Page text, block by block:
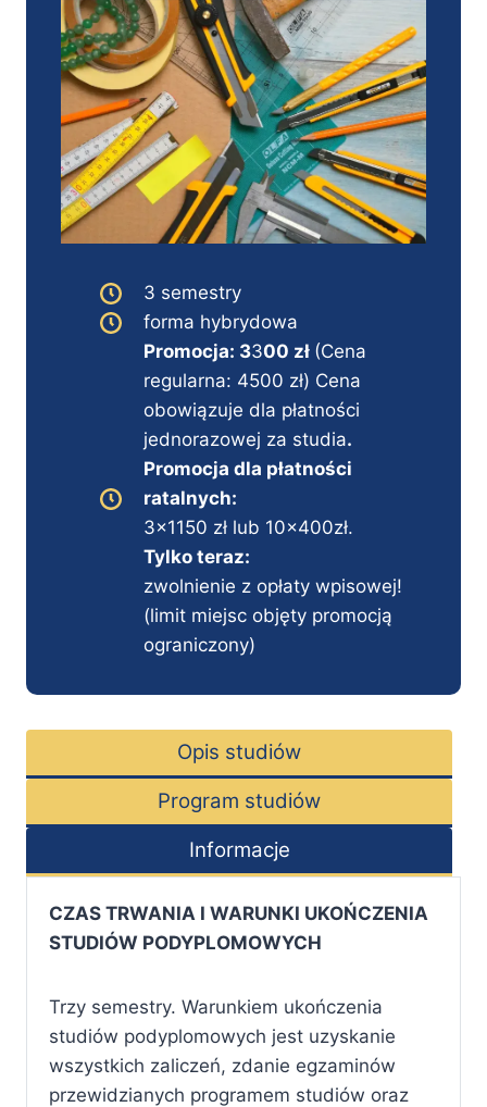
3 semestry
forma hybrydowa
Promocja: 3300 zł (Cena
regularna: 4500 zł) Cena
obowiązuje dla płatności
jednorazowej za studia.
Promocja dla płatności
ratalnych:
3×1150 zł lub 10x400zł.
Tylko teraz:
zwolnienie z opłaty wpisowej!
(limit miejsc objęty promocją
ograniczony)
Opis studiów
Program studiów
Informacje
CZAS TRWANIA I WARUNKI UKOŃCZENIA
STUDIÓW PODYPLOMOWYCH
Trzy semestry. Warunkiem ukończenia
studiów podyplomowych jest uzyskanie
wszystkich zaliczeń, zdanie egzaminów
przewidzianych programem studiów oraz